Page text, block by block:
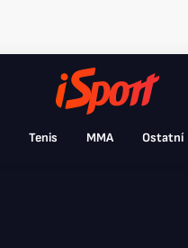
Tenis MMA Ostatní